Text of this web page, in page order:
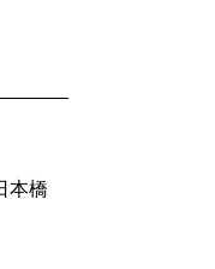
本橋